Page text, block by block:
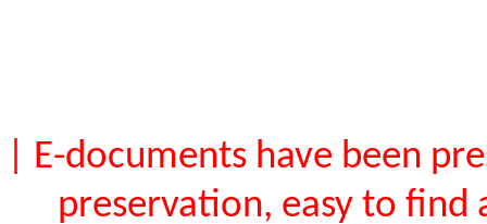
| E-documents have been
preservation, easy to find